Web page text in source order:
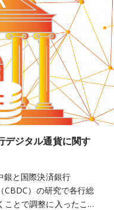
デジタル通貨に関す
銀と国際決済銀行
CBDC）の研究で各行総
ことで調整に入ったこ…